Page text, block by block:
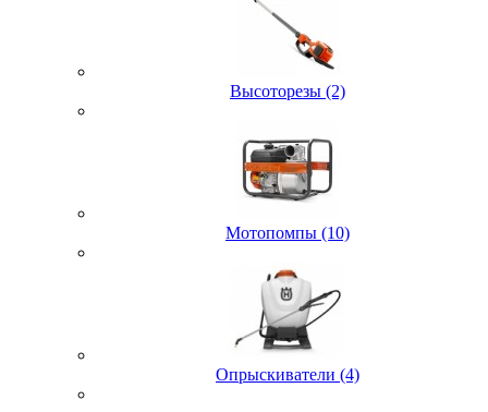
Высоторезы (2)
Мотопомпы (10)
Опрыскиватели (4)